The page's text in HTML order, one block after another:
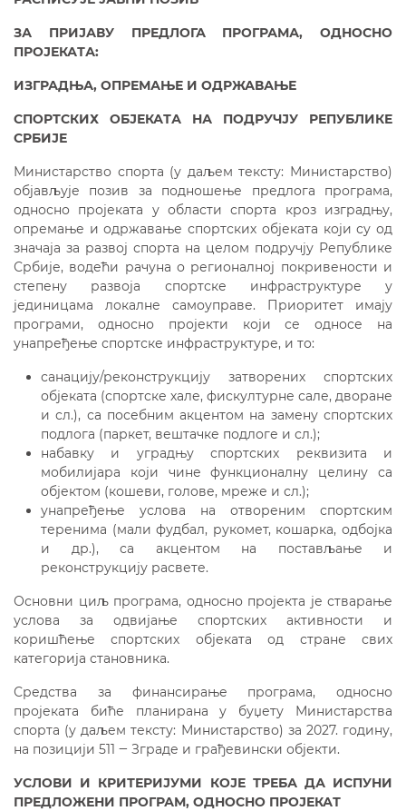
ЗА ПРИЈАВУ ПРЕДЛОГА ПРОГРАМА,
ОДНОСНО
ПРОЈЕКАТА:
ИЗГРАДЊА, ОПРЕМАЊЕ И ОДРЖАВАЊЕ
СПОРТСКИХ ОБЈЕКАТА НА ПОДРУЧЈУ РЕПУБЛИКЕ
СРБИЈЕ
Министарство спорта (у даљем тексту: Министарство)
објављује позив за подношење предлога програма,
односно пројекaта у области спорта кроз изградњу,
опремање и одржавање спортских објеката који су од
значаја за развој спорта на целом подручју Републике
Србије, водећи рачуна о регионалној покривености и
степену развоја спортске инфраструктуре у
јединицама локалне самоуправе. Приоритет имају
програми, односно пројекти који се односе на
унапређење спортске инфраструктуре, и то:
санацију/реконструкцију затворених спортских
објеката (спортске хале, фискултурне сале, дворане
и сл.), са посебним акцентом на замену спортских
подлога (паркет, вештачке подлоге и сл.);
набавку и уградњу спортских реквизита и
мобилијара који чине функционалну целину са
објектом (кошеви, голове, мреже и сл.);
унапређење услова на отвореним спортским
теренима (мали фудбал, рукомет, кошарка, одбојка
и др.), са акцентом на постављање и
реконструкцију расвете.
Основни циљ програма, односно пројекта је стварање
услова за одвијање спортских активности и
коришћење спортских објекатa од стране свих
категорија становника.
Средства за финансирање програма, односно
пројеката биће планирана у буџету Министарства
спорта (у даљем тексту: Министарство) за 2027. годину,
на позицији 511 ‒ Зграде и грађевински објекти.
УСЛОВИ И КРИТЕРИЈУМИ КОЈЕ ТРЕБА ДА ИСПУНИ
ПРЕДЛОЖЕНИ ПРОГРАМ, ОДНОСНО ПРОЈЕКАТ